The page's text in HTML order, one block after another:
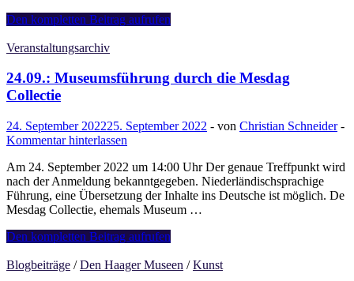
Museum
Mesdag:
Lucht,
Water
–
schilders
van
Den
Haag
Den kompletten Beitrag aufrufen
Veranstaltungsarchiv
24.09.: Museumsführung durch die Mesdag
Collectie
24. September 202225. September 2022 - von Christian Schneider-
Kommentar hinterlassen
Am 24. September 2022 um 14:00 Uhr Der genaue Treffpunkt wird
nach der Anmeldung bekanntgegeben. Niederländischsprachige
Führung, eine Übersetzung der Inhalte ins Deutsche ist möglich. De
Mesdag Collectie, ehemals Museum …
24.09.:
durch
Den kompletten Beitrag aufrufen
Blogbeiträge /Den Haager Museen /Kunst